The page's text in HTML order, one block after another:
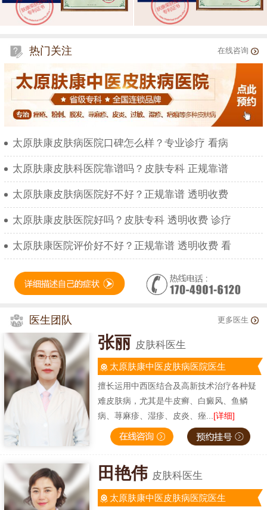
热门关注 在线咨询
太原肤康皮肤病医院口碑怎么样？专业诊疗 看病
太原肤康皮肤科医院靠谱吗？皮肤专科 正规靠谱
太原肤康皮肤病医院好不好？正规靠谱 透明收费
太原肤康皮肤医院好吗？皮肤专科 透明收费 诊疗
太原肤康医院评价好不好？正规靠谱 透明收费 看
医生团队 更多医生
张丽 皮肤科医生
太原肤康中医皮肤病医院医生
擅长运用中西医结合及高新技术治疗各种疑
难皮肤病，尤其是牛皮癣、白癜风、鱼鳞
病、荨麻疹、湿疹、皮炎、痤... [详细]
田艳伟 皮肤科医生
太原肤康中医皮肤病医院医生